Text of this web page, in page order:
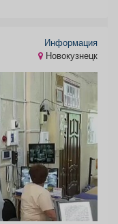
Информация
Новокузнецк